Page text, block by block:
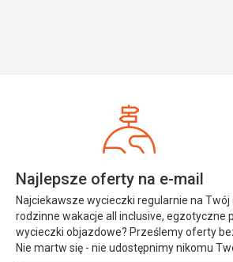
Najlepsze oferty na e-mail
Najciekawsze wycieczki regularnie na Twój
rodzinne wakacje all inclusive, egzotyczne
wycieczki objazdowe? Prześlemy oferty
Nie martw się - nie udostępnimy nikomu